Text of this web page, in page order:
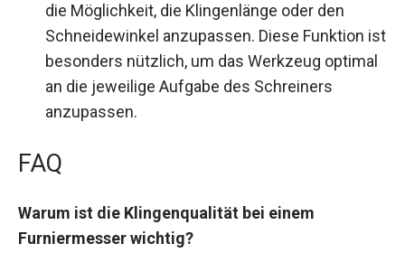
die Möglichkeit, die Klingenlänge oder den
Schneidewinkel anzupassen. Diese Funktion ist
besonders nützlich, um das Werkzeug optimal
an die jeweilige Aufgabe des Schreiners
anzupassen.
FAQ
Warum ist die Klingenqualität bei einem
Furniermesser wichtig?